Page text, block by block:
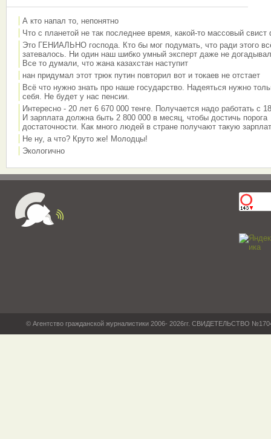
А кто напал то, непонятно
Что с планетой не так последнее время, какой-то массовый свист
Это ГЕНИАЛЬНО господа. Кто бы мог подумать, что ради этого
затевалось. Ни один наш шибко умный эксперт даже не
Все то думали, что жана казахстан наступит
нан придумал этот трюк путин повторил вот и токаев не отстает
Всё что нужно знать про наше государство. Надеяться нужно
себя. Не будет у нас пенсии.
Интересно - 20 лет 6 670 000 тенге. Получается надо работать с
И зарплата должна быть 2 800 000 в месяц, чтобы достичь порога
достаточности. Как много людей в стране получают такую
Не ну, а что? Круто же! Молодцы!
Экологично
© Агентство гражданской журналистики 2006- 2026гг. СВИДЕТЕЛЬСТВО